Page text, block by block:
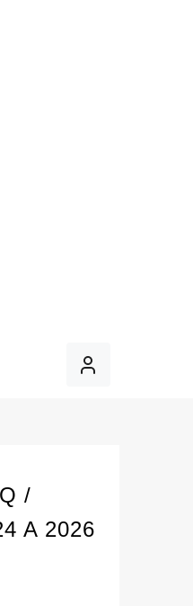
/
A 2026